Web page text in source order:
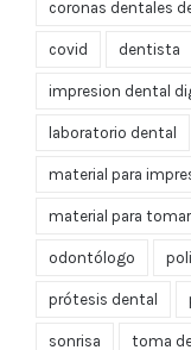
coronas dentales
covid dentista
impresion dental
laboratorio dental
material para
material para
odontólogo
prótesis dental
sonrisa toma